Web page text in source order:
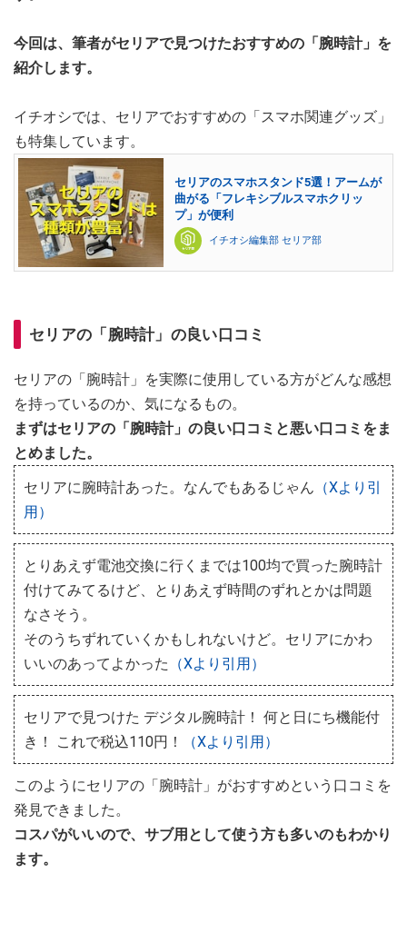
今回は、筆者がセリアで見つけたおすすめの「腕時計」を
紹介します。
イチオシでは、セリアでおすすめの「スマホ関連グッズ」
も特集しています。
セリアのスマホスタンド5選！アームが
曲がる「フレキシブルスマホクリッ
プ」が便利
イチオシ編集部 セリア部
セリアの「腕時計」の良い口コミ
セリアの「腕時計」を実際に使用している方がどんな感想
を持っているのか、気になるもの。
まずはセリアの「腕時計」の良い口コミと悪い口コミをま
とめました。
セリアに腕時計あった。なんでもあるじゃん （Xより引
用）
とりあえず電池交換に行くまでは100均で買った腕時計
付けてみてるけど、とりあえず時間のずれとかは問題
なさそう。
そのうちずれていくかもしれないけど。セリアにかわ
いいのあってよかった
（Xより引用）
セリアで見つけた デジタル腕時計！ 何と日にち機能付
き！ これで税込110円！
（Xより引用）
このようにセリアの「腕時計」がおすすめという口コミを
発見できました。
コスパがいいので、サブ用として使う方も多いのもわかり
ます。